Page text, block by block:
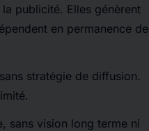
publicité. Elles génèrent
en permanence de
stratégie de diffusion.
sans vision long terme ni